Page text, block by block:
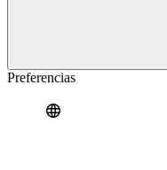
Preferencias